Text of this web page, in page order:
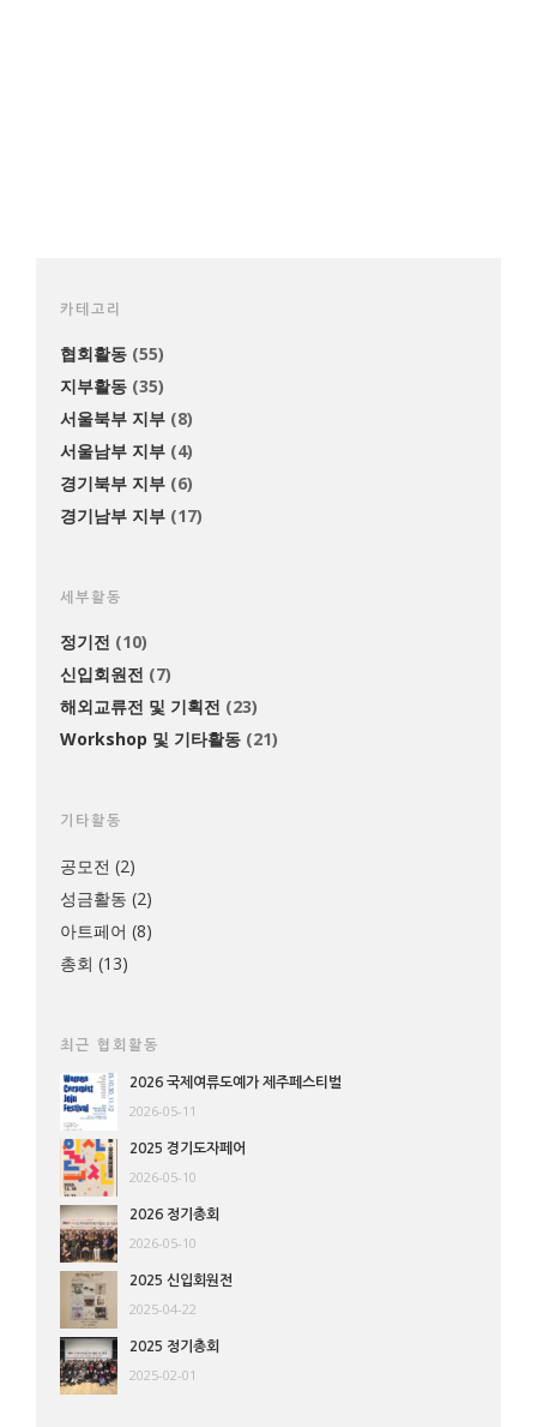
카테고리
협회활동 (55)
지부활동 (35)
서울북부 지부 (8)
서울남부 지부 (4)
경기북부 지부 (6)
경기남부 지부 (17)
세부활동
정기전 (10)
신입회원전 (7)
해외교류전 및 기획전 (23)
Workshop 및 기타활동 (21)
기타활동
공모전 (2)
성금활동 (2)
아트페어 (8)
총회 (13)
최근 협회활동
2026 국제여류도예가 제주페스티벌
2026-05-11
2025 경기도자페어
2026-05-10
2026 정기총회
2026-05-10
2025 신입회원전
2025-04-22
2025 정기총회
2025-02-01